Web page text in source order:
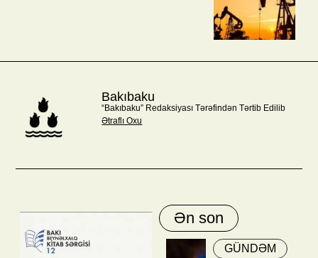
Bakıbaku
“Bakıbaku” Redaksiyası Tərəfindən Tərtib Edilib
Ətraflı Oxu
Ən son
GÜNDƏM